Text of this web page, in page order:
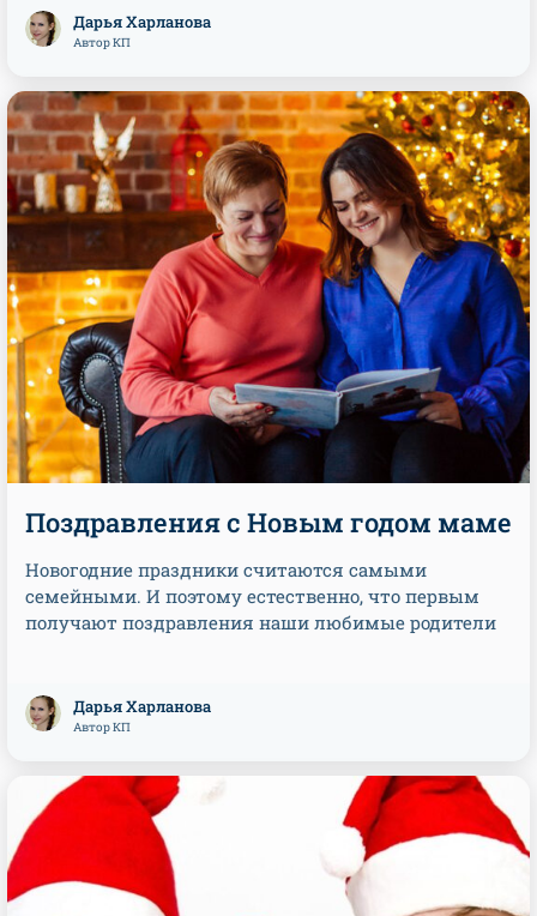
Дарья Харланова
Автор КП
Поздравления с Новым годом маме
Новогодние праздники считаются самыми
семейными. И поэтому естественно, что первым
получают поздравления наши любимые родители
Дарья Харланова
Автор КП